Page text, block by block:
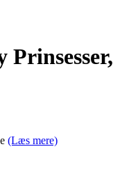
Prinsesser,
(Læs mere)